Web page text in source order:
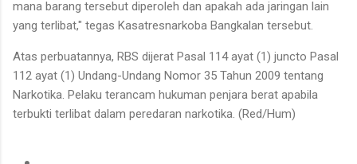
mana barang tersebut diperoleh dan apakah ada jaringan lain
yang terlibat," tegas Kasatresnarkoba Bangkalan tersebut.
Atas perbuatannya, RBS dijerat Pasal 114 ayat (1) juncto Pasal
112 ayat (1) Undang-Undang Nomor 35 Tahun 2009 tentang
Narkotika. Pelaku terancam hukuman penjara berat apabila
terbukti terlibat dalam peredaran narkotika. (Red/Hum)